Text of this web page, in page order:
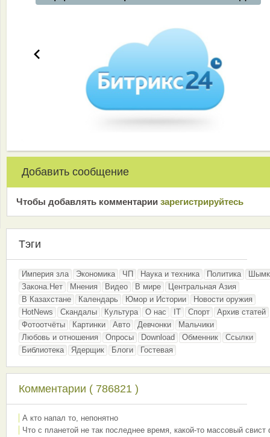
Добавить сообщение
Чтобы добавлять комментарии зарeгиcтрирyйтeсь
Тэги
Империя зла Экономика ЧП Наука и техника Политика
Закона.Нет
Мнения Видео В мире
Центральная Азия
В Казахстане
Календарь Юмор и Истории
Новости оружия
HotNews
Скандалы Культура О нас IT Спорт
Архив статей
Фотоотчёты
Картинки Авто Девчонки
Мальчики
Любовь и отношения
Опросы Download Обменник
Ссылки
Библиотека
Ядерщик Блоги Гостевая
Комментарии ( 786821 )
А кто напал то, непонятно
Что с планетой не так последнее время, какой-то массовый свист